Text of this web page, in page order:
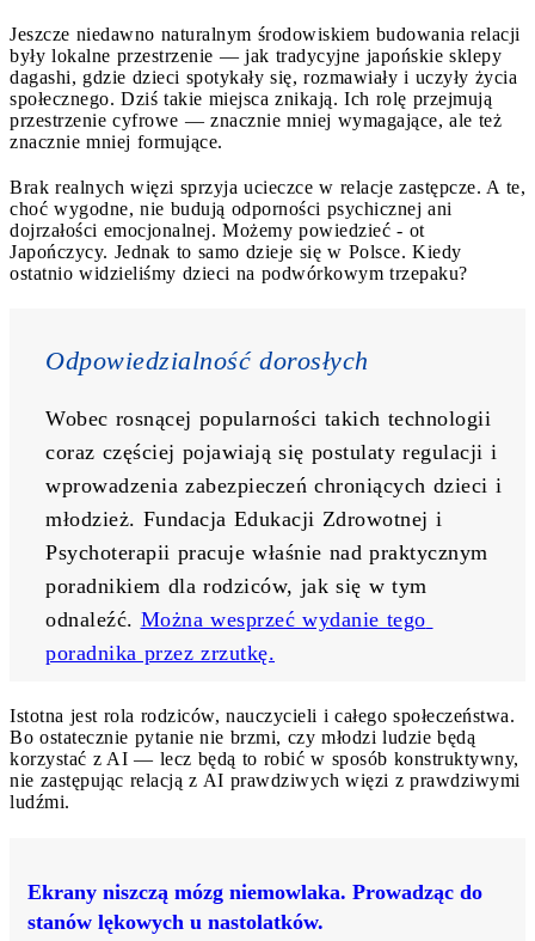
Jeszcze niedawno naturalnym środowiskiem budowania relacji
były lokalne przestrzenie — jak tradycyjne japońskie sklepy
dagashi, gdzie dzieci spotykały się, rozmawiały i uczyły życia
społecznego. Dziś takie miejsca znikają. Ich rolę przejmują
przestrzenie cyfrowe — znacznie mniej wymagające, ale też
znacznie mniej formujące.
Brak realnych więzi sprzyja ucieczce w relacje zastępcze. A te,
choć wygodne, nie budują odporności psychicznej ani
dojrzałości emocjonalnej. Możemy powiedzieć - ot
Japończycy. Jednak to samo dzieje się w Polsce. Kiedy
ostatnio widzieliśmy dzieci na podwórkowym trzepaku?
Odpowiedzialność dorosłych
Wobec rosnącej popularności takich technologii
coraz częściej pojawiają się postulaty regulacji i
wprowadzenia zabezpieczeń chroniących dzieci i
młodzież. Fundacja Edukacji Zdrowotnej i
Psychoterapii pracuje właśnie nad praktycznym
poradnikiem dla rodziców, jak się w tym
odnaleźć. Można wesprzeć wydanie tego
poradnika przez zrzutkę.
Istotna jest rola rodziców, nauczycieli i całego społeczeństwa.
Bo ostatecznie pytanie nie brzmi, czy młodzi ludzie będą
korzystać z AI — lecz będą to robić w sposób konstruktywny,
nie zastępując relacją z AI prawdziwych więzi z prawdziwymi
ludźmi.
Ekrany niszczą mózg niemowlaka. Prowadząc do
stanów lękowych u nastolatków.